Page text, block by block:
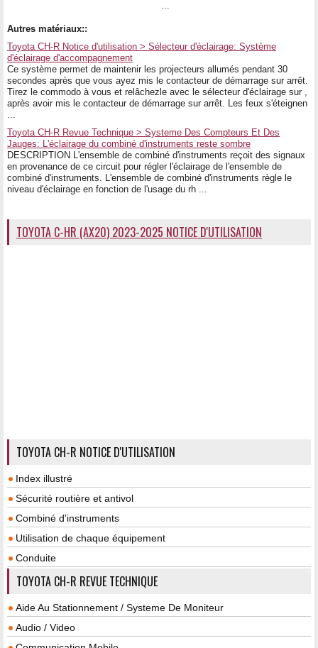
Autres matériaux::
Toyota CH-R Notice d'utilisation > Sélecteur d'éclairage: Système
d'éclairage d'accompagnement
Ce système permet de maintenir les projecteurs allumés pendant 30
secondes après que vous ayez mis le contacteur de démarrage sur arrêt.
Tirez le commodo à vous et relâchezle avec le sélecteur d'éclairage sur ,
après avoir mis le contacteur de démarrage sur arrêt. Les feux s'éteignen
Toyota CH-R Revue Technique > Systeme Des Compteurs Et Des
Jauges: L'éclairage du combiné d'instruments reste sombre
DESCRIPTION L'ensemble de combiné d'instruments reçoit des signaux
en provenance de ce circuit pour régler l'éclairage de l'ensemble de
combiné d'instruments. L'ensemble de combiné d'instruments règle le
niveau d'éclairage en fonction de l'usage du rh ...
TOYOTA C-HR (AX20) 2023-2025 NOTICE D'UTILISATION
TOYOTA CH-R NOTICE D'UTILISATION
Index illustré
Sécurité routière et antivol
Combiné d'instruments
Utilisation de chaque équipement
Conduite
TOYOTA CH-R REVUE TECHNIQUE
Aide Au Stationnement / Systeme De Moniteur
Audio / Video